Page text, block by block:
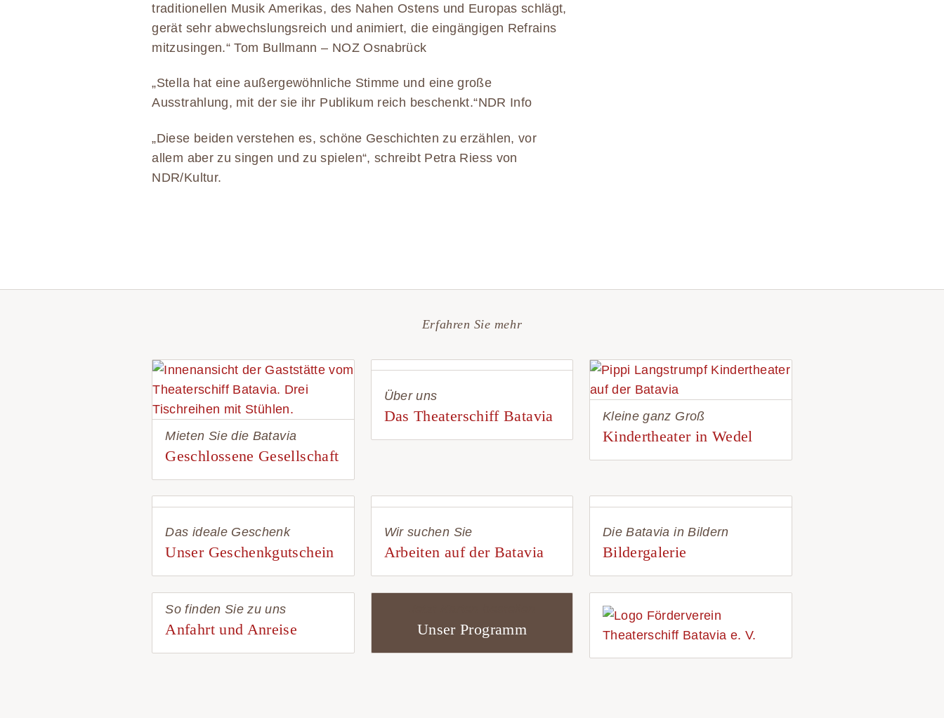
traditionellen Musik Amerikas, des Nahen Ostens und Europas schlägt,
gerät sehr abwechslungsreich und animiert, die eingängigen Refrains
mitzusingen.“ Tom Bullmann – NOZ Osnabrück
„Stella hat eine außergewöhnliche Stimme und eine große
Ausstrahlung, mit der sie ihr Publikum reich beschenkt.“NDR Info
„Diese beiden verstehen es, schöne Geschichten zu erzählen, vor
allem aber zu singen und zu spielen“, schreibt Petra Riess von
NDR/Kultur.
Erfahren Sie mehr
Mieten Sie die Batavia
Geschlossene Gesellschaft
Über uns
Das Theaterschiff Batavia Kleine ganz Groß
Kindertheater in Wedel
Das ideale Geschenk
Unser Geschenkgutschein
Wir suchen Sie
Arbeiten auf der Batavia
Die Batavia in Bildern
Bildergalerie
So finden Sie zu uns
Anfahrt und Anreise Unser Programm